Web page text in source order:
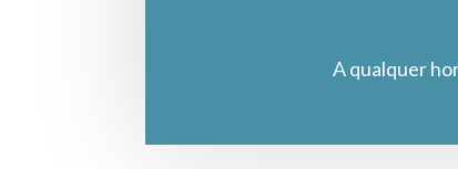
A qualquer